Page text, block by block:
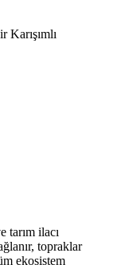
ilacı
topraklar
ekosistem